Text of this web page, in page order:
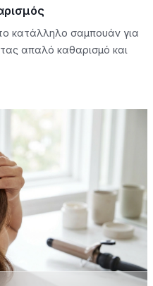
κατάλληλο σαμπουάν για
απαλό καθαρισμό και